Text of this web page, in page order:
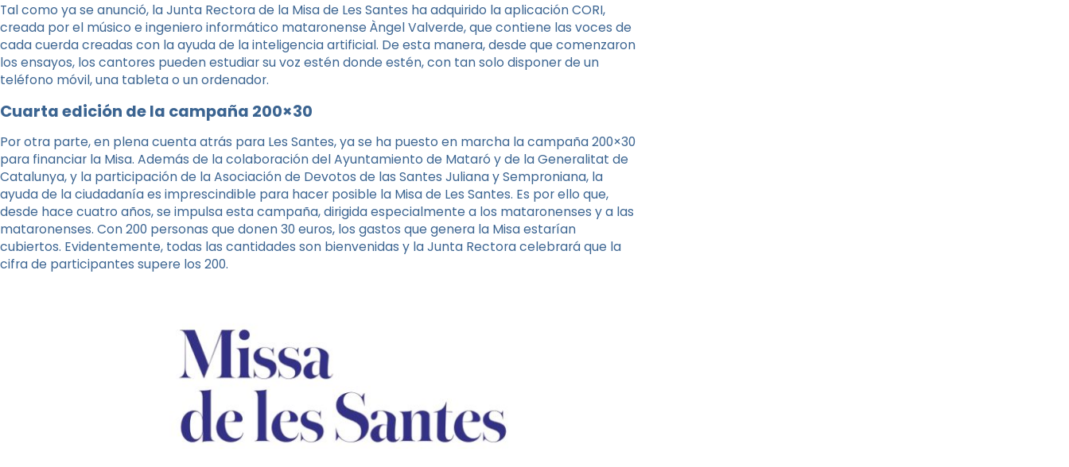
Tal como ya se anunció, la Junta Rectora de la Misa de Les Santes ha adquirido la aplicación CORI,
creada por el músico e ingeniero informático mataronense Àngel Valverde, que contiene las voces de
cada cuerda creadas con la ayuda de la inteligencia artificial. De esta manera, desde que comenzaron
los ensayos, los cantores pueden estudiar su voz estén donde estén, con tan solo disponer de un
teléfono móvil, una tableta o un ordenador.
Cuarta edición de la campaña 200×30
Por otra parte, en plena cuenta atrás para Les Santes, ya se ha puesto en marcha la campaña 200×30
para financiar la Misa. Además de la colaboración del Ayuntamiento de Mataró y de la Generalitat de
Catalunya, y la participación de la Asociación de Devotos de las Santes Juliana y Semproniana, la
ayuda de la ciudadanía es imprescindible para hacer posible la Misa de Les Santes. Es por ello que,
desde hace cuatro años, se impulsa esta campaña, dirigida especialmente a los mataronenses y a las
mataronenses. Con 200 personas que donen 30 euros, los gastos que genera la Misa estarían
cubiertos. Evidentemente, todas las cantidades son bienvenidas y la Junta Rectora celebrará que la
cifra de participantes supere los 200.